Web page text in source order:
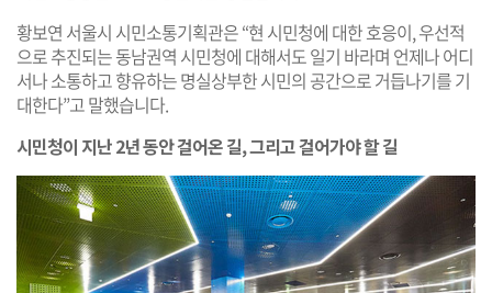
황보연 서울시 시민소통기획관은 “현 시민청에 대한 호응이, 우선적
으로 추진되는 동남권역 시민청에 대해서도 일기 바라며 언제나 어디
서나 소통하고 향유하는 명실상부한 시민의 공간으로 거듭나기를 기
대한다”고 말했습니다.
시민청이 지난 2년 동안 걸어온 길, 그리고 걸어가야 할 길